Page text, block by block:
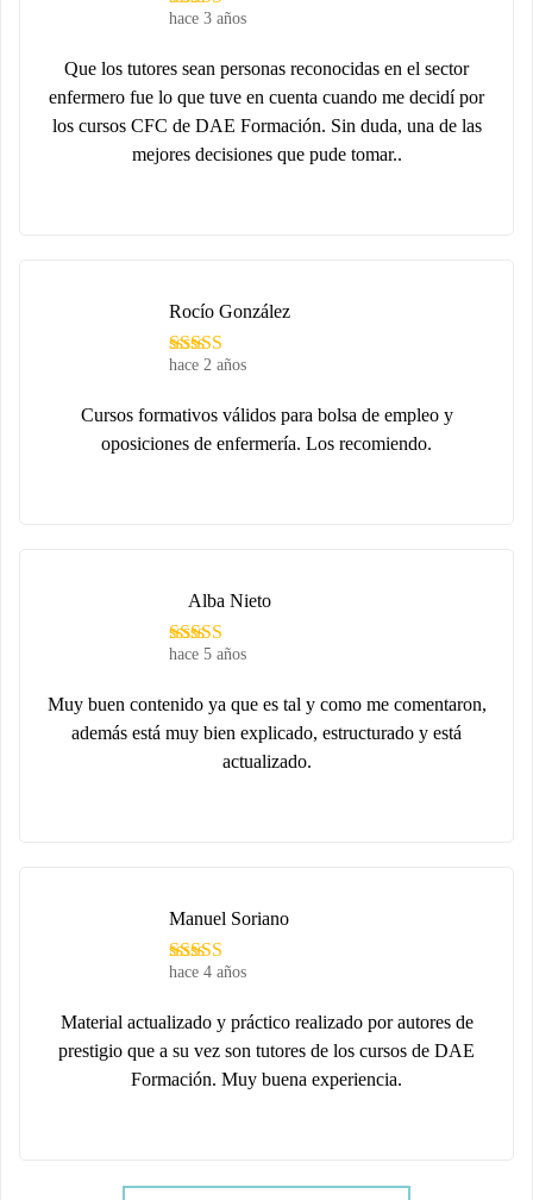
hace 3 años
Que los tutores sean personas reconocidas en el sector
enfermero fue lo que tuve en cuenta cuando me decidí por
los cursos CFC de DAE Formación. Sin duda, una de las
mejores decisiones que pude tomar..
hace 2 años
Rocío González
Cursos formativos válidos para bolsa de empleo y
oposiciones de enfermería. Los recomiendo.
hace 5 años
Alba Nieto
Muy buen contenido ya que es tal y como me comentaron,
además está muy bien explicado, estructurado y está
actualizado.
hace 4 años
Manuel Soriano
Material actualizado y práctico realizado por autores de
prestigio que a su vez son tutores de los cursos de DAE
Formación. Muy buena experiencia.